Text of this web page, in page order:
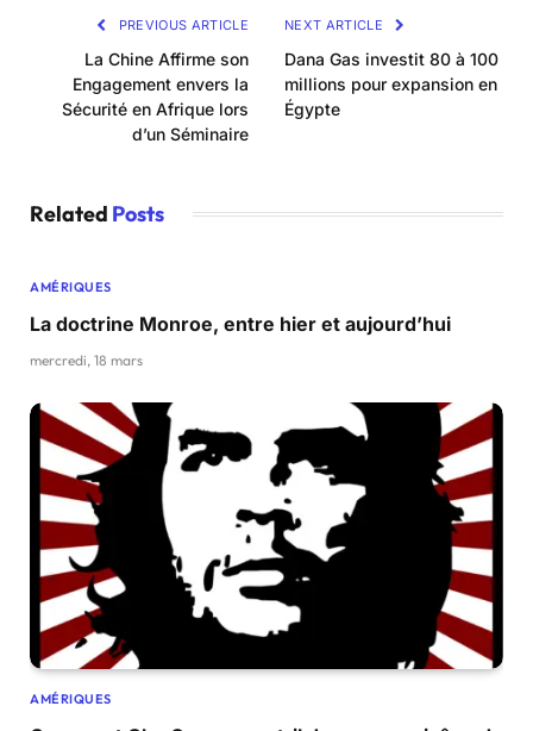
PREVIOUS ARTICLE
La Chine Affirme son
Engagement envers la
Sécurité en Afrique lors
d’un Séminaire
NEXT ARTICLE
Dana Gas investit 80 à 100
millions pour expansion en
Égypte
Related Posts
AMÉRIQUES
La doctrine Monroe, entre hier et aujourd’hui
mercredi, 18 mars
AMÉRIQUES